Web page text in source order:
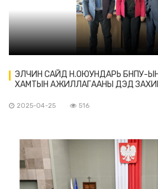
ЭЛЧИН САЙД Н.ОЮУНДАРЬ БНПУ-
ХАМТЫН АЖИЛЛАГААНЫ ДЭД
2025-04-25 516